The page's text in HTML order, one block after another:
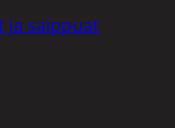
ja saippuat